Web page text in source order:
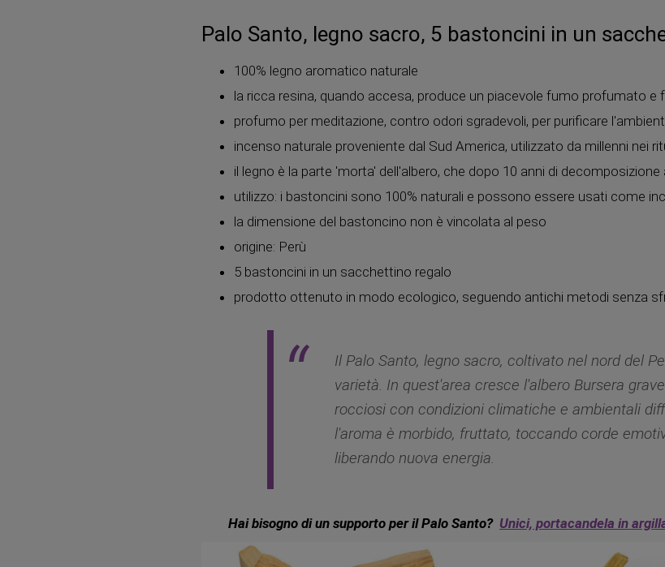
Palo Santo, legno sacro, 5 bastoncini in un
100% legno aromatico naturale
la ricca resina, quando accesa, produce un piacevole fumo profumato e
profumo per meditazione, contro odori sgradevoli, per purificare
incenso naturale proveniente dal Sud America, utilizzato da millenni nei
il legno è la parte 'morta' dell'albero, che dopo 10 anni di
utilizzo: i bastoncini sono 100% naturali e possono essere usati come
la dimensione del bastoncino non è vincolata al peso
origine: Perù
5 bastoncini in un sacchettino regalo
prodotto ottenuto in modo ecologico, seguendo antichi metodi senza
Il Palo Santo, legno sacro, coltivato nel nord del
varietà. In quest'area cresce l'albero Bursera
rocciosi con condizioni climatiche e ambientali
l'aroma è morbido, fruttato, toccando corde
liberando nuova energia.
Hai bisogno di un supporto per il Palo Santo? Unici, portacandela in